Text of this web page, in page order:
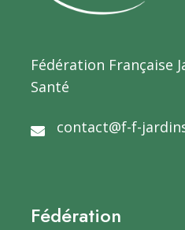
Fédération Française
Santé
contact@f-f-
Fédération